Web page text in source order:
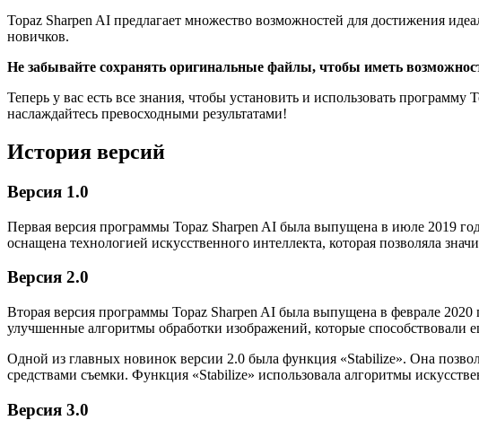
Topaz Sharpen AI предлагает множество возможностей для достижения
новичков.
Не забывайте сохранять оригинальные файлы, чтобы иметь
Теперь у вас есть все знания, чтобы установить и использовать
наслаждайтесь превосходными результатами!
История версий
Версия 1.0
Первая версия программы Topaz Sharpen AI была выпущена в июле 2019
оснащена технологией искусственного интеллекта, которая позволяла
Версия 2.0
Вторая версия программы Topaz Sharpen AI была выпущена в феврале
улучшенные алгоритмы обработки изображений, которые способствовали
Одной из главных новинок версии 2.0 была функция «Stabilize». Она
средствами съемки. Функция «Stabilize» использовала алгоритмы
Версия 3.0